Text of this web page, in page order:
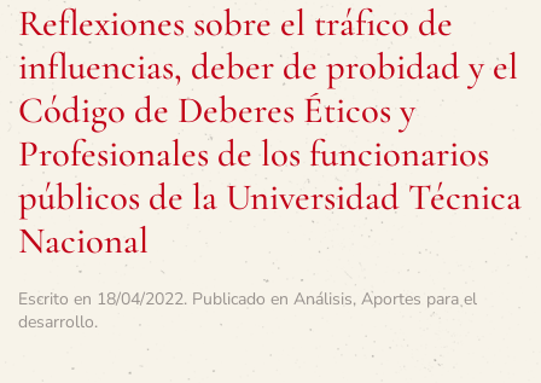
Reflexiones sobre el tráfico de
influencias, deber de probidad y el
Código de Deberes Éticos y
Profesionales de los funcionarios
públicos de la Universidad Técnica
Nacional
Escrito en 18/04/2022. Publicado en Análisis, Aportes para el
desarrollo.